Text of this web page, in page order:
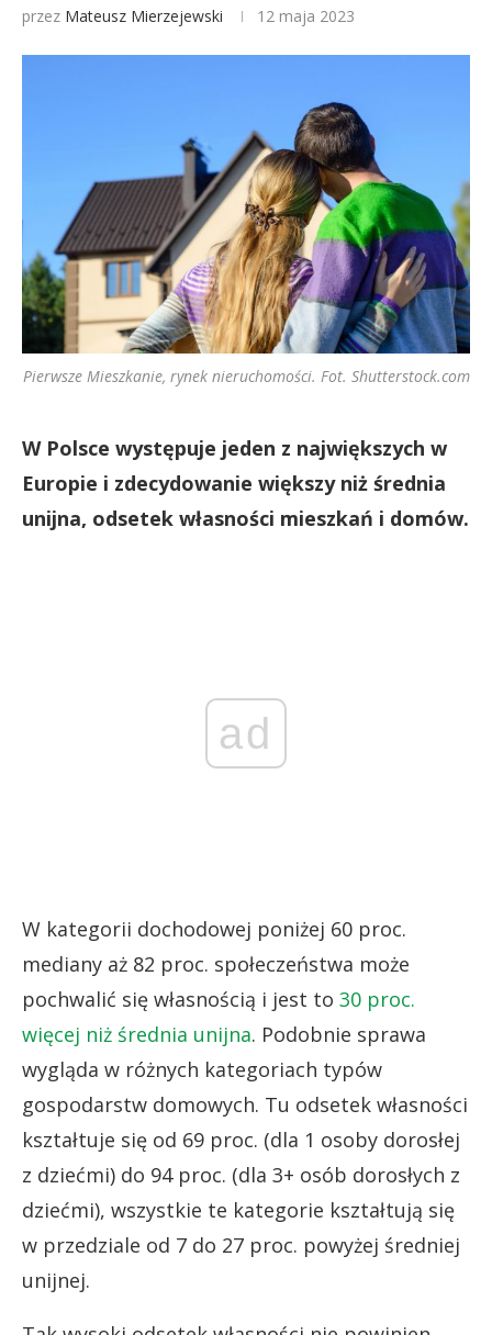
przez Mateusz Mierzejewski 12 maja 2023
Pierwsze Mieszkanie, rynek nieruchomości. Fot. Shutterstock.com
W Polsce występuje jeden z największych w
Europie i zdecydowanie większy niż średnia
unijna, odsetek własności mieszkań i domów.
ad
W kategorii dochodowej poniżej 60 proc.
mediany aż 82 proc. społeczeństwa może
pochwalić się własnością i jest to 30 proc.
więcej niż średnia unijna. Podobnie sprawa
wygląda w różnych kategoriach typów
gospodarstw domowych. Tu odsetek własności
kształtuje się od 69 proc. (dla 1 osoby dorosłej
z dziećmi) do 94 proc. (dla 3+ osób dorosłych z
dziećmi), wszystkie te kategorie kształtują się
w przedziale od 7 do 27 proc. powyżej średniej
unijnej.